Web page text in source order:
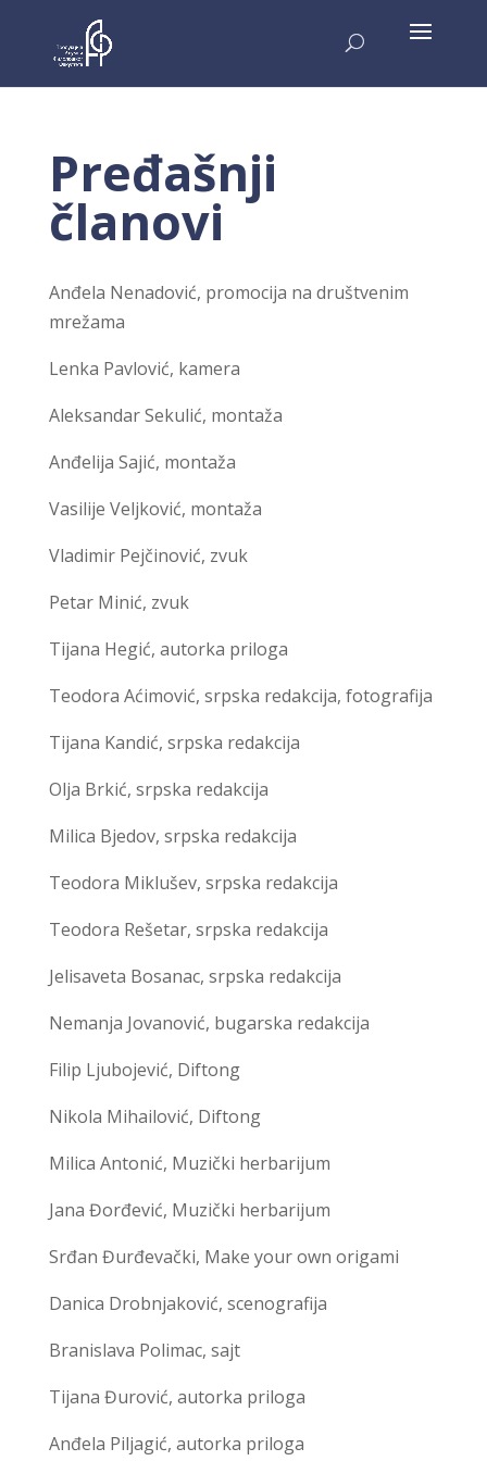
Pređašnji
članovi
Anđela Nenadović, promocija na društvenim
mrežama
Lenka Pavlović, kamera
Aleksandar Sekulić, montaža
Anđelija Sajić, montaža
Vasilije Veljković, montaža
Vladimir Pejčinović, zvuk
Petar Minić, zvuk
Tijana Hegić, autorka priloga
Teodora Aćimović, srpska redakcija, fotografija
Tijana Kandić, srpska redakcija
Olja Brkić, srpska redakcija
Milica Bjedov, srpska redakcija
Teodora Miklušev, srpska redakcija
Teodora Rešetar, srpska redakcija
Jelisaveta Bosanac, srpska redakcija
Nemanja Jovanović, bugarska redakcija
Filip Ljubojević, Diftong
Nikola Mihailović, Diftong
Milica Antonić, Muzički herbarijum
Jana Đorđević, Muzički herbarijum
Srđan Đurđevački, Make your own origami
Danica Drobnjaković, scenografija
Branislava Polimac, sajt
Tijana Đurović, autorka priloga
Anđela Piljagić, autorka priloga